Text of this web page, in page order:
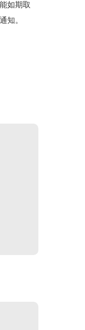
如期取
知。